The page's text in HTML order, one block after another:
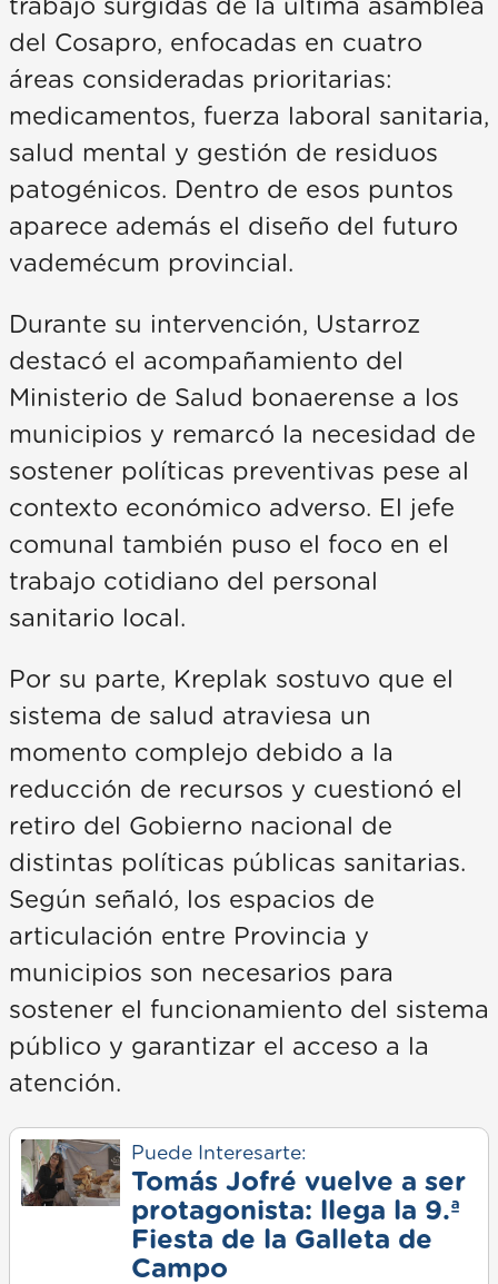
trabajo surgidas de la última asamblea
del Cosapro, enfocadas en cuatro
áreas consideradas prioritarias:
medicamentos, fuerza laboral sanitaria,
salud mental y gestión de residuos
patogénicos. Dentro de esos puntos
aparece además el diseño del futuro
vademécum provincial.
Durante su intervención, Ustarroz
destacó el acompañamiento del
Ministerio de Salud bonaerense a los
municipios y remarcó la necesidad de
sostener políticas preventivas pese al
contexto económico adverso. El jefe
comunal también puso el foco en el
trabajo cotidiano del personal
sanitario local.
Por su parte, Kreplak sostuvo que el
sistema de salud atraviesa un
momento complejo debido a la
reducción de recursos y cuestionó el
retiro del Gobierno nacional de
distintas políticas públicas sanitarias.
Según señaló, los espacios de
articulación entre Provincia y
municipios son necesarios para
sostener el funcionamiento del sistema
público y garantizar el acceso a la
atención.
Puede Interesarte:
Tomás Jofré vuelve a ser
protagonista: llega la 9.ª
Fiesta de la Galleta de
Campo